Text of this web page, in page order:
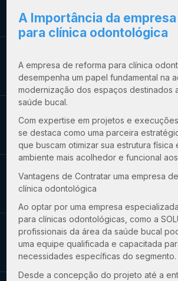
A Importância da
para clínica odontológica
A empresa de reforma para clínica
desempenha um papel fundamental na
modernização dos espaços destinados
saúde bucal.
Com expertise em projetos e
se destaca como uma parceira
que buscam otimizar sua estrutura física
ambiente mais acolhedor e funcional
Vantagens de Contratar uma empresa
clínica odontológica
Ao optar por uma empresa
para clínicas odontológicas, como a
profissionais da área da saúde bucal
uma equipe qualificada e capacitada
necessidades específicas do segmento.
Desde a concepção do projeto até a